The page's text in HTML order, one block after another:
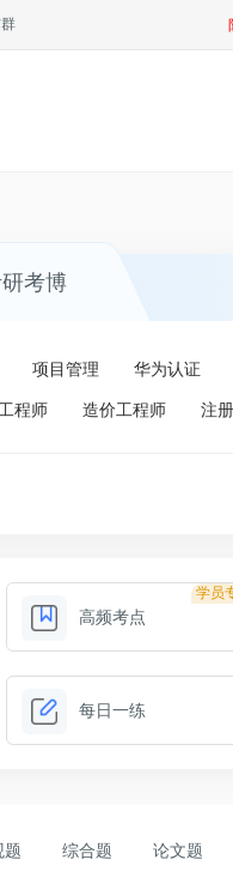
考博
项目管理 华为认证
程师 造价工程师 注
学员
高频考点
每日一练
题 综合题 论文题